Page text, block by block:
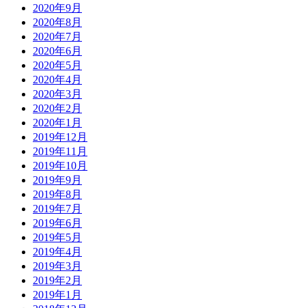
2020年9月
2020年8月
2020年7月
2020年6月
2020年5月
2020年4月
2020年3月
2020年2月
2020年1月
2019年12月
2019年11月
2019年10月
2019年9月
2019年8月
2019年7月
2019年6月
2019年5月
2019年4月
2019年3月
2019年2月
2019年1月